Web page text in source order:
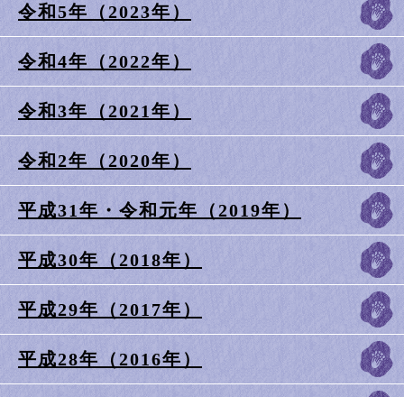
令和5年（2023年）
令和4年（2022年）
令和3年（2021年）
令和2年（2020年）
平成31年・令和元年（2019年）
平成30年（2018年）
平成29年（2017年）
平成28年（2016年）